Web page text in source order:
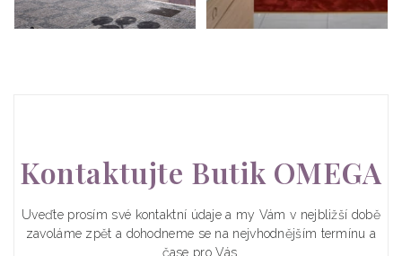
Kontaktujte Butik OMEGA
Uveďte prosím své kontaktní údaje a my Vám v nejbližší době
zavoláme zpět a dohodneme se na nejvhodnějším termínu a
čase pro Vás.